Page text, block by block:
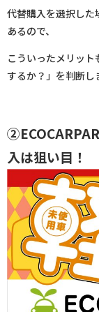
代替購入を選択した
あるので、
こういったメリッ
するか？」を判断し
入は狙い目！